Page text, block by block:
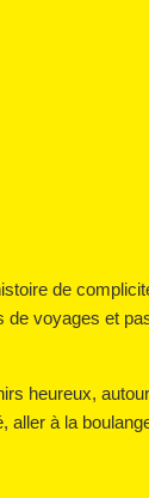
de
voyages et
heureux,
aller à la